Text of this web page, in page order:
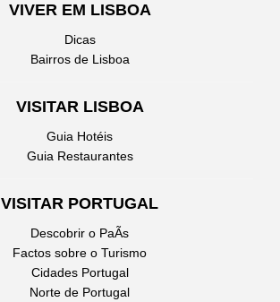
VIVER EM LISBOA
Dicas
Bairros de Lisboa
VISITAR LISBOA
Guia Hotéis
Guia Restaurantes
VISITAR PORTUGAL
Descobrir o PaÃ­s
Factos sobre o Turismo
Cidades Portugal
Norte de Portugal